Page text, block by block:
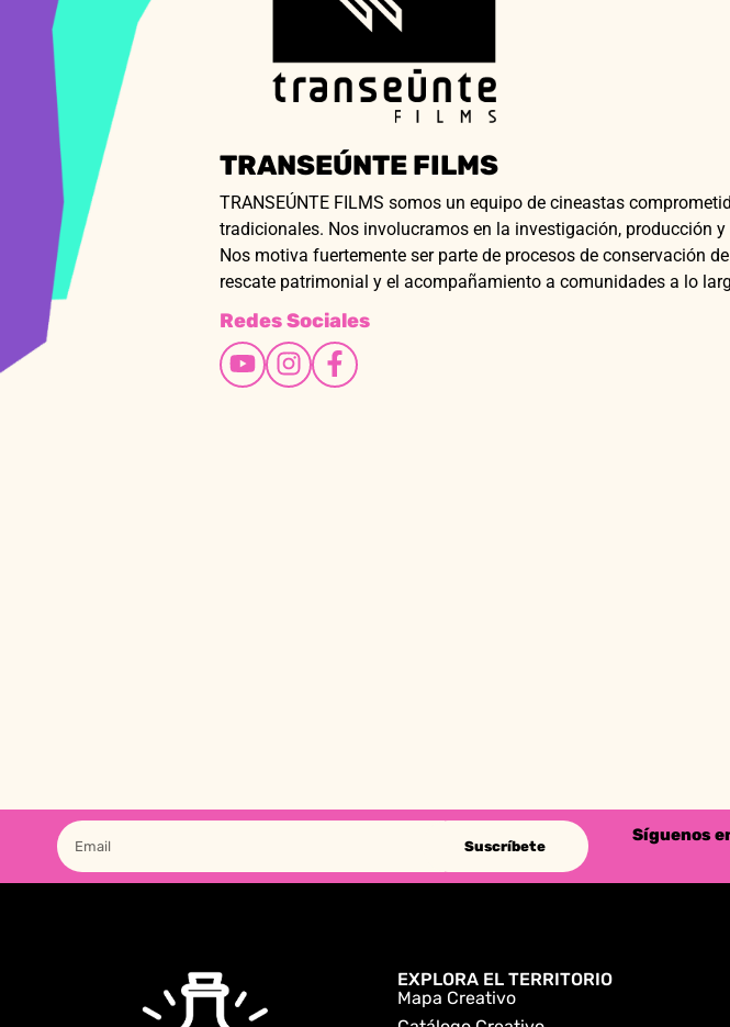
TRANSEÚNTE FILMS
TRANSEÚNTE FILMS somos un equipo de cineastas
tradicionales. Nos involucramos en la investigación, producción
Nos motiva fuertemente ser parte de procesos de conservación
rescate patrimonial y el acompañamiento a comunidades a lo
Redes Sociales
Suscríbete
Síguenos
EXPLORA EL TERRITORIO
Mapa Creativo